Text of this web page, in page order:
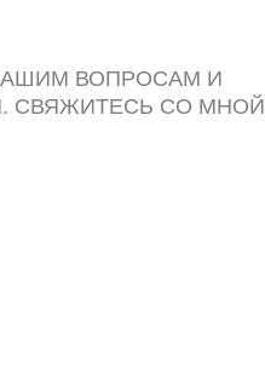
ВОПРОСАМ И
СВЯЖИТЕСЬ СО МНОЙ